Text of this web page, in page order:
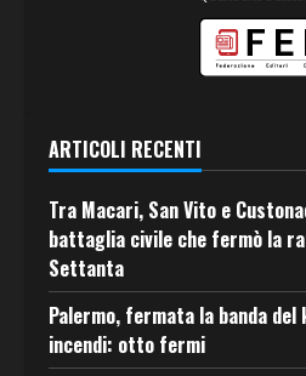
ARTICOLI RECENTI
Tra Macari, San Vito e
battaglia civile che fermò la
Settanta
Palermo, fermata la banda del
incendi: otto fermi